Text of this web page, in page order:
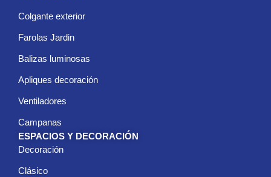
Colgante exterior
Farolas Jardin
Balizas luminosas
Apliques decoración
Ventiladores
Campanas
ESPACIOS Y DECORACIÓN
Decoración
Clásico